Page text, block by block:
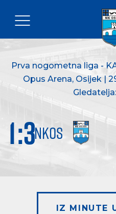
Prva nogometna liga -
Opus Arena, Osijek |
Gledatelja:
NKOS
1:3
IZ MINUTE